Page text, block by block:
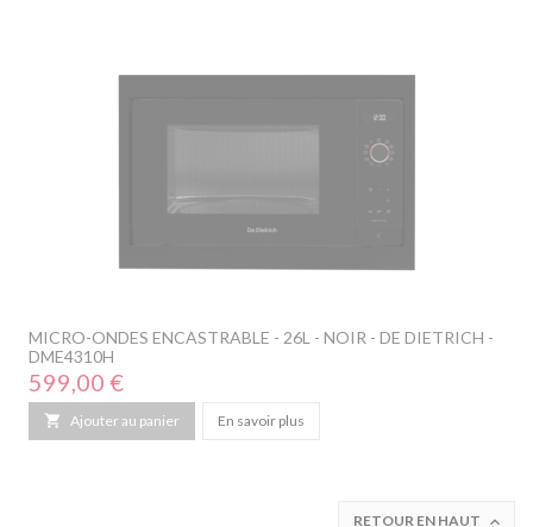
MICRO-ONDES ENCASTRABLE - 26L - NOIR - DE DIETRICH -
DME4310H
Prix
599,00 €
 Ajouter au panier En savoir plus
RETOUR EN HAUT 